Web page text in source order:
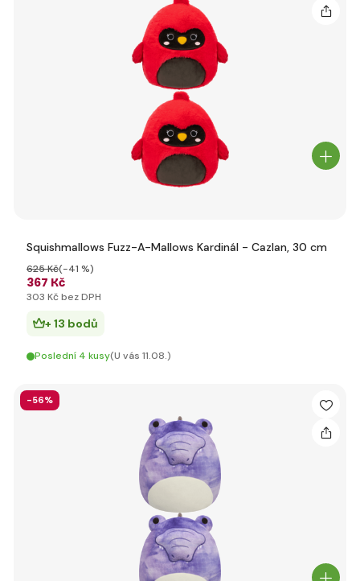
Squishmallows Fuzz-A-Mallows Kardinál - Cazlan, 30 cm
367 Kč
625 Kč(-41 %)
303 Kč bez DPH
+ 13 bodů
Poslední 4 kusy(U vás 11.08.)
-56%